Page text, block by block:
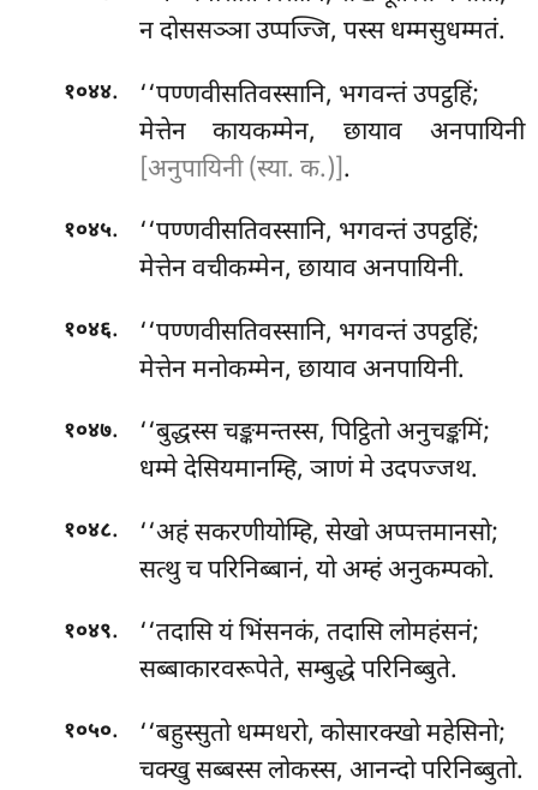
न दोससञ्ञा उप्पज्जि, पस्स धम्मसुधम्मतं.
१०४४.
‘‘पण्णवीसतिवस्सानि, भगवन्तं उपट्ठहिं;
मेत्तेन कायकम्मेन, छायाव अनपायिनी
[अनुपायिनी (स्या. क.)].
१०४५.
‘‘पण्णवीसतिवस्सानि, भगवन्तं उपट्ठहिं;
मेत्तेन वचीकम्मेन, छायाव अनपायिनी.
१०४६.
‘‘पण्णवीसतिवस्सानि, भगवन्तं उपट्ठहिं;
मेत्तेन मनोकम्मेन, छायाव अनपायिनी.
१०४७. ‘‘बुद्धस्सचङ्कमन्तस्स, पिट्ठितो अनुचङ्कमिं;
धम्मे देसियमानम्हि, ञाणं मे उदपज्जथ.
१०४८.
‘‘अहं सकरणीयोम्हि, सेखो अप्पत्तमानसो;
सत्थु च परिनिब्बानं, यो अम्हं अनुकम्पको.
१०४९. ‘‘तदासियं भिंसनकं, तदासि लोमहंसनं;
सब्बाकारवरूपेते, सम्बुद्धे परिनिब्बुते.
१०५०.
‘‘बहुस्सुतो धम्मधरो, कोसारक्खो महेसिनो;
चक्खु सब्बस्स लोकस्स, आनन्दो परिनिब्बुतो.